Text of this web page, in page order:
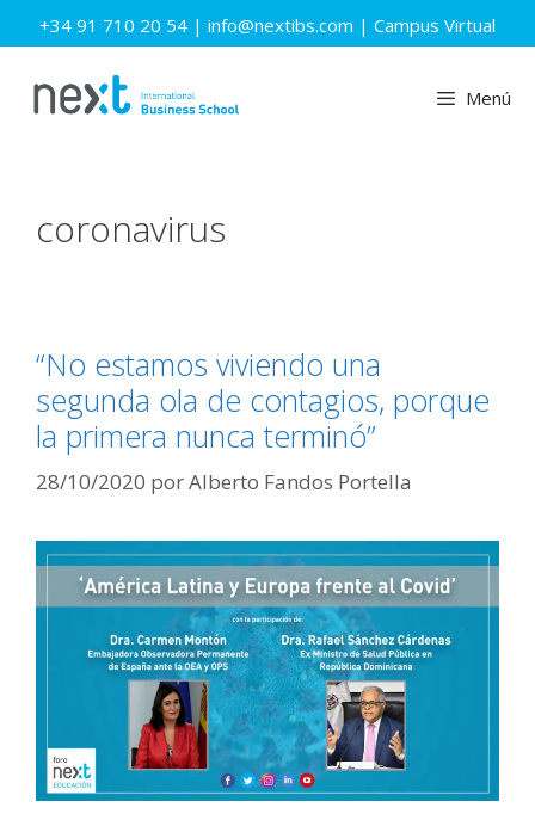
Saltar
al
+34 91 710 20 54 | info@nextibs.com | Campus Virtual
Menú
coronavirus
“No estamos viviendo una
segunda ola de contagios, porque
la primera nunca terminó”
28/10/2020 porAlberto Fandos Portella